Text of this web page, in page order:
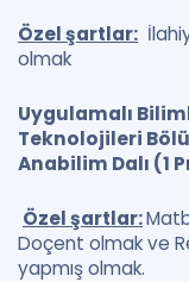
Özel şartlar:
olmak
Uygulamalı
Teknolojileri
Anabilim Dalı (1
Özel şartlar:
Doçent olmak ve
yapmış olmak.